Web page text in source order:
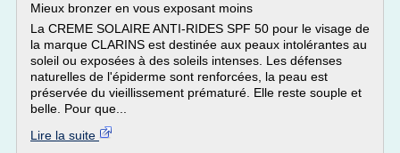
Mieux bronzer en vous exposant moins
La CREME SOLAIRE ANTI-RIDES SPF 50 pour le visage de
la marque CLARINS est destinée aux peaux intolérantes au
soleil ou exposées à des soleils intenses. Les défenses
naturelles de l'épiderme sont renforcées, la peau est
préservée du vieillissement prématuré. Elle reste souple et
belle. Pour que...
Lire la suite